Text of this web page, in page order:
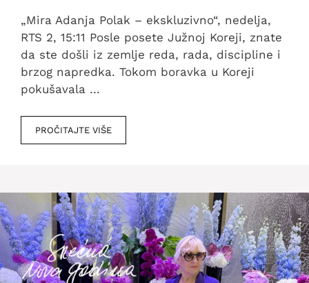
„Mira Adanja Polak – ekskluzivno“, nedelja,
RTS 2, 15:11 Posle posete Južnoj Koreji, znate
da ste došli iz zemlje reda, rada, discipline i
brzog napredka. Tokom boravka u Koreji
pokušavala …
PROČITAJTE VIŠE